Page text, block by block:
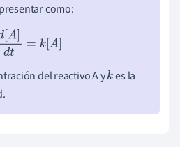
como:
d[A] t=k [A]
del reactivo A ykes la